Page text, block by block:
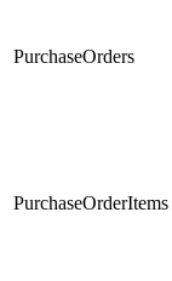
PurchaseOrders
PurchaseOrderItems